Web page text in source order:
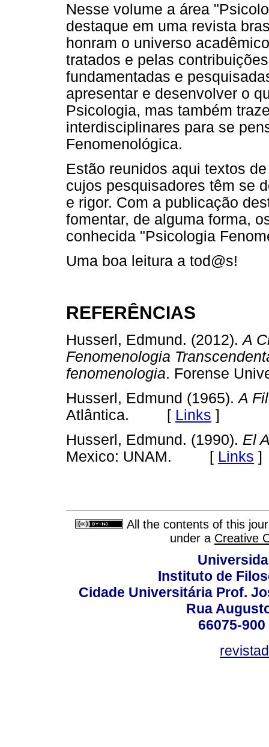
Nesse volume a área
destaque em uma revista
honram o universo
tratados e pelas
fundamentadas e
apresentar e desenvolver o
Psicologia, mas também
interdisciplinares para se
Fenomenológica.
Estão reunidos aqui textos
cujos pesquisadores têm se
e rigor. Com a publicação
fomentar, de alguma forma,
conhecida "Psicologia
Uma boa leitura a tod@s!
REFERÊNCIAS
Husserl, Edmund. (2012).A
Fenomenologia
fenomenologia. Forense
Husserl, Edmund (1965).A
Atlântica. [ Links ]
Husserl, Edmund. (1990). El
Mexico: UNAM. [ Links ]
All the contents of this
under a Creative
Instituto de
Cidade Universitária Prof.
Rua
66075-